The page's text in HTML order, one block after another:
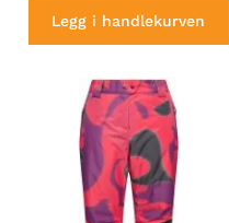
Legg i handlekurven